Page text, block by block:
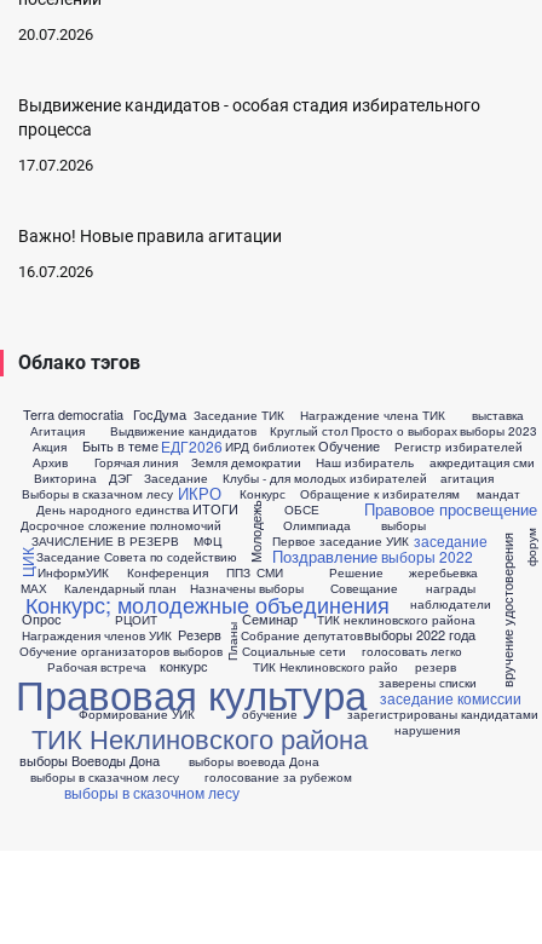
20.07.2026
Выдвижение кандидатов - особая стадия избирательного
процесса
17.07.2026
Важно! Новые правила агитации
16.07.2026
Облако тэгов
Terra democratia
Агитация
Акция
Архив
Быть в теме
Викторина
Выборы в сказачном лесу
Выдвижение кандидатов
Горячая линия
ГосДума
ДЭГ
День народного единства
Досрочное сложение полномочий
ЕДГ2026
ЗАЧИСЛЕНИЕ В РЕЗЕРВ
Заседание
Заседание Совета по содействию
Заседание ТИК
Земля демократии
ИКРО
ИРД библиотек
ИТОГИ
ИнформУИК
Календарный план
Клубы - для молодых избирателей
Конкурс
Конкурс; молодежные объединения
Конференция
Круглый стол
МАХ
МФЦ Молодежь
Награждение члена ТИК
Награждения членов УИК
Назначены выборы
Наш избиратель
ОБСЕ
Обращение к избирателям
Обучение
Обучение организаторов выборов
Олимпиада
Опрос
ППЗ
Первое заседание УИК
Планы
Поздравление
Правовая культура
Правовое просвещение
Просто о выборах
РЦОИТ
Рабочая встреча
Регистр избирателей
Резерв
Решение
СМИ
Семинар
Собрание депутатов
Совещание
Социальные сети
ТИК Неклиновского райо
ТИК Неклиновского района
ТИК неклиновского района
Формирование УИК
ЦИК
агитация
аккредитация сми
вручение удостоверения
выборы
выборы 2022
выборы 2022 года
выборы 2023
выборы Воеводы Дона
выборы в сказачном лесу
выборы в сказочном лесу
выборы воевода Дона
выставка
голосование за рубежом
голосовать легко
жеребьевка
заверены списки
зарегистрированы кандидатами
заседание
заседание комиссии
конкурс
мандат
наблюдатели
награды
нарушения
обучение
резерв
форум